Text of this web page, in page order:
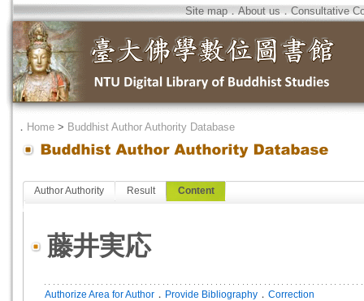
Site map．About us．Consultative
． Home > Buddhist Author Authority Database
Author Authority Result Content
藤井実応
Authorize Area for Author ． Provide Bibliography ． Correction